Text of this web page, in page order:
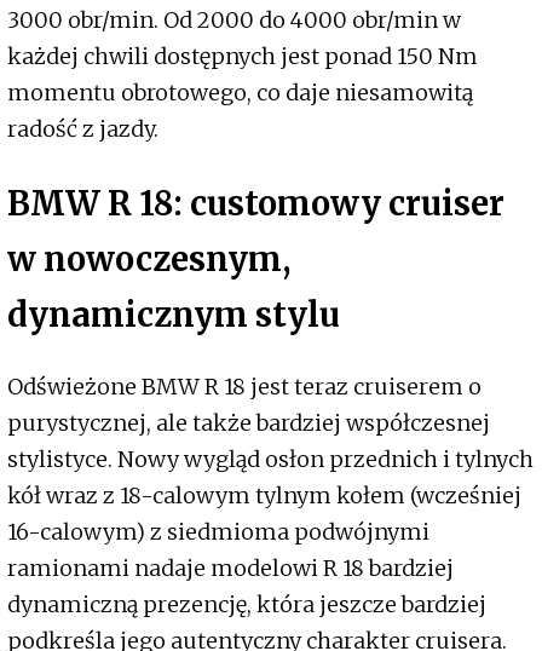
3000 obr/min. Od 2000 do 4000 obr/min w
każdej chwili dostępnych jest ponad 150 Nm
momentu obrotowego, co daje niesamowitą
radość z jazdy.
BMW R 18: customowy cruiser
w nowoczesnym,
dynamicznym stylu
Odświeżone BMW R 18 jest teraz cruiserem o
purystycznej, ale także bardziej współczesnej
stylistyce. Nowy wygląd osłon przednich i tylnych
kół wraz z 18-calowym tylnym kołem (wcześniej
16-calowym) z siedmioma podwójnymi
ramionami nadaje modelowi R 18 bardziej
dynamiczną prezencję, która jeszcze bardziej
podkreśla jego autentyczny charakter cruisera.